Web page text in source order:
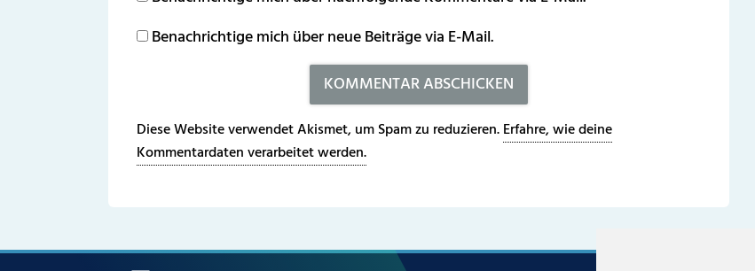
Benachrichtige mich über neue Beiträge via E-Mail.
Diese Website verwendet Akismet, um Spam zu reduzieren.Erfahre, wie deine
Kommentardaten verarbeitet werden.